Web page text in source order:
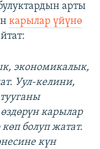
арты
карылар үйүнө
экономикалык,
Уул-келини,
карылар
болуп жатат.
күн